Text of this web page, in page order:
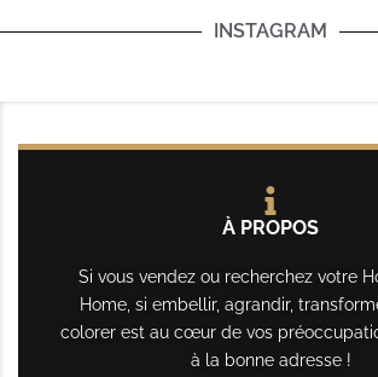
INSTAGRAM
À PROPOS
Si vous vendez ou recherchez votre
Home, si embellir, agrandir,
colorer est au cœur de vos
à la bonne adresse !